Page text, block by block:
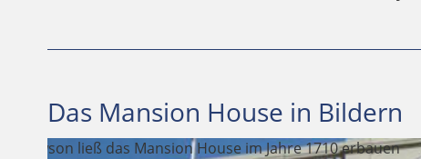
Das Mansion House in Bildern
Hier wurde der englisch-irische Friedensvertrags